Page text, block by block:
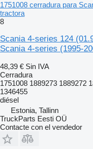
1751008 cerradura para
tractora
8
Scania 4-series 124
Scania 4-series (1995-
48,39 € Sin IVA
Cerradura
1751008 1889273 1889272
1346455
diésel
Estonia, Tallinn
TruckParts Eesti OÜ
Contacte con el vendedor